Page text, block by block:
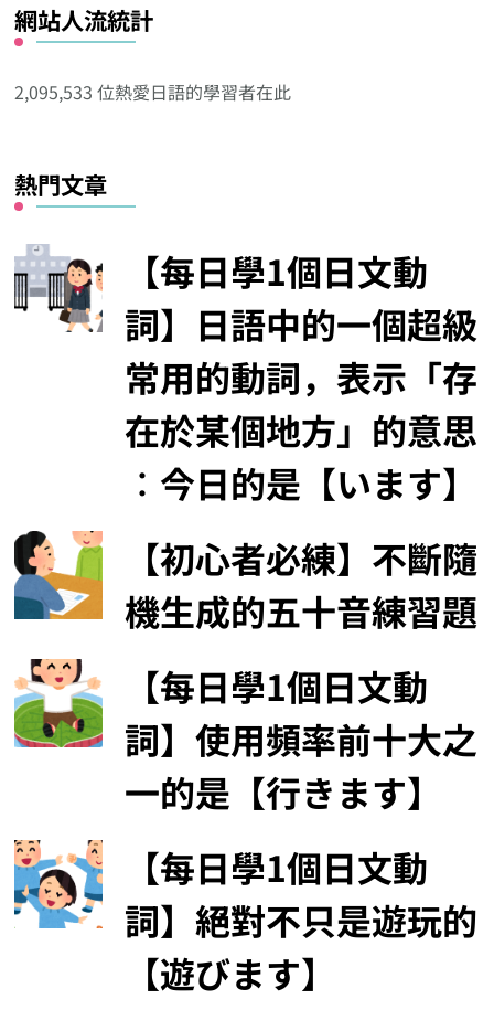
其
他
類
網站人流統計
2,095,533 位熱愛日語的學習者在此
熱門文章
【每日學1個日文動
詞】日語中的一個超級
常用的動詞，表示「存
在於某個地方」的意思
︰今日的是【います】
【初心者必練】不斷隨
機生成的五十音練習題
【每日學1個日文動
詞】使用頻率前十大之
一的是【行きます】
【每日學1個日文動
詞】絕對不只是遊玩的
【遊びます】